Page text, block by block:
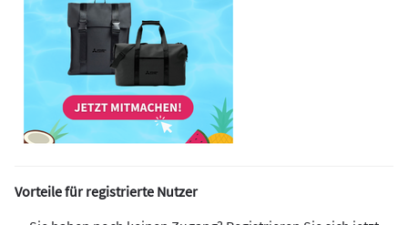
Vorteile für registrierte Nutzer